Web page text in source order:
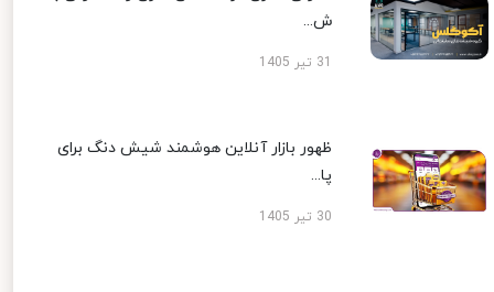
ش...
ظهور بازار آنلاین هوشمند شیش دنگ برای
پا...
30 تیر 1405